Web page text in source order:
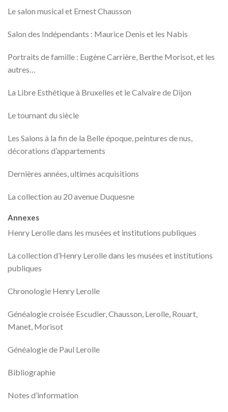
Le salon musical et Ernest Chausson
Salon des Indépendants : Maurice Denis et les Nabis
Portraits de famille : Eugène Carrière, Berthe Morisot, et les
autres…
La Libre Esthétique à Bruxelles et le Calvaire de Dijon
Le tournant du siècle
Les Salons à la fin de la Belle époque, peintures de nus,
décorations d’appartements
Dernières années, ultimes acquisitions
La collection au 20 avenue Duquesne
Annexes
Henry Lerolle dans les musées et institutions publiques
La collection d’Henry Lerolle dans les musées et institutions
publiques
Chronologie Henry Lerolle
Généalogie croisée Escudier, Chausson, Lerolle, Rouart,
Manet, Morisot
Généalogie de Paul Lerolle
Bibliographie
Notes d’information